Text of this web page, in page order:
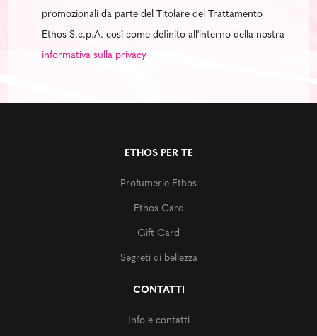
promozionali da parte del Titolare del Trattamento
Ethos S.c.p.A. così come definito all'interno della nostra
informativa sulla privacy
ETHOS PER TE
Profumerie Ethos
Ethos Card
Gift Card
Segreti di bellezza
CONTATTI
Info e contatti